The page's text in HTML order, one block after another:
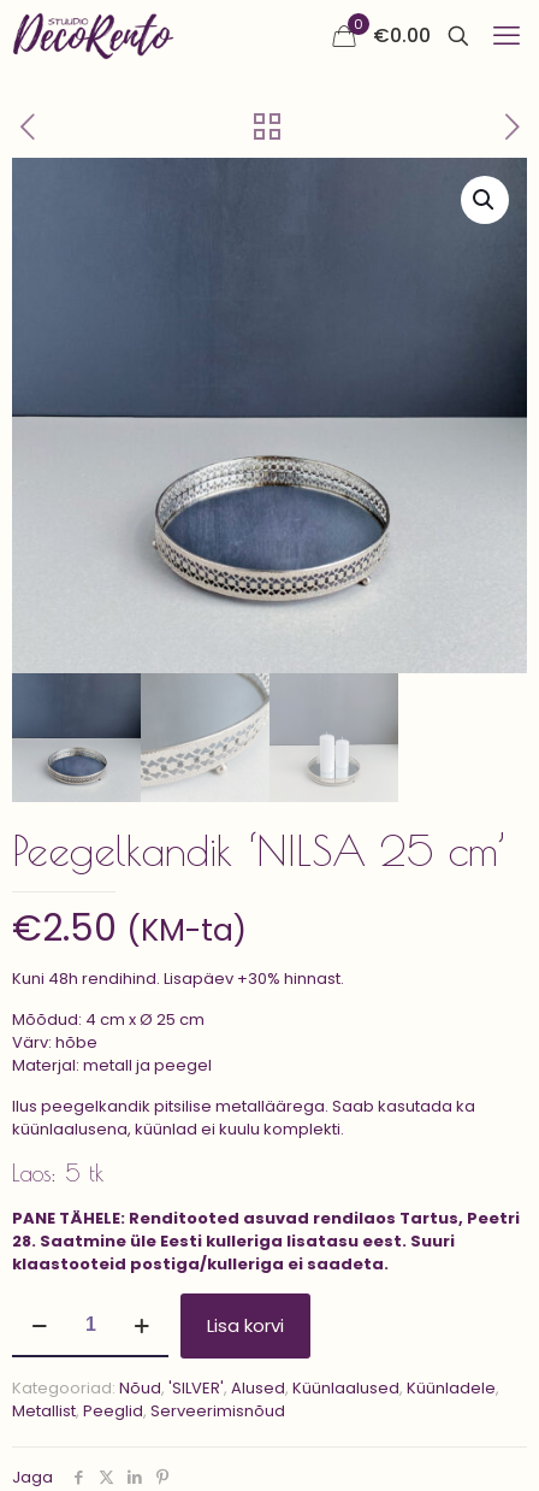
0 €0.00
Peegelkandik ‘NILSA 25 cm’
€2.50 (KM-ta)
Kuni 48h rendihind. Lisapäev +30% hinnast.
Mõõdud: 4 cm x Ø 25 cm
Värv: hõbe
Materjal: metall ja peegel
Ilus peegelkandik pitsilise metalläärega. Saab kasutada ka
küünlaalusena, küünlad ei kuulu komplekti.
Laos: 5 tk
PANE TÄHELE: Renditooted asuvad rendilaos Tartus, Peetri
28. Saatmine üle Eesti kulleriga lisatasu eest. Suuri
klaastooteid postiga/kulleriga ei saadeta.
'NILSA
25
kogus
Lisa korvi
Kategooriad: Nõud, 'SILVER', Alused, Küünlaalused, Küünladele,
Metallist, Peeglid, Serveerimisnõud
Jaga